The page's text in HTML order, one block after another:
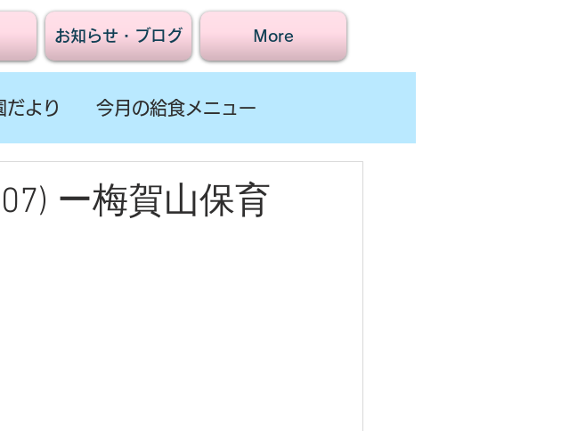
お知らせ・ブログ More
だより 今月の給食メニュー
ー梅賀山保育